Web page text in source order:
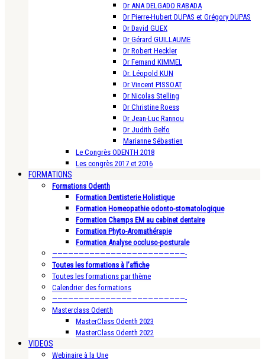
Dr ANA DELGADO RABADA
Dr Pierre-Hubert DUPAS et Grégory DUPAS
Dr David GUEX
Dr Gérard GUILLAUME
Dr Robert Heckler
Dr Fernand KIMMEL
Dr. Léopold KUN
Dr Vincent PISSOAT
Dr Nicolas Stelling
Dr Christine Roess
Dr Jean-Luc Rannou
Dr Judith Gelfo
Marianne Sébastien
Le Congrès ODENTH 2018
Les congrès 2017 et 2016
FORMATIONS
Formations Odenth
Formation Dentisterie Holistique
Formation Homeopathie odonto-stomatologique
Formation Champs EM au cabinet dentaire
Formation Phyto-Aromathérapie
Formation Analyse occluso-posturale
—————————————————————————-
Toutes les formations à l’affiche
Toutes les formations par thème
Calendrier des formations
—————————————————————————-
Masterclass Odenth
MasterClass Odenth 2023
MasterClass Odenth 2022
VIDEOS
Webinaire à la Une